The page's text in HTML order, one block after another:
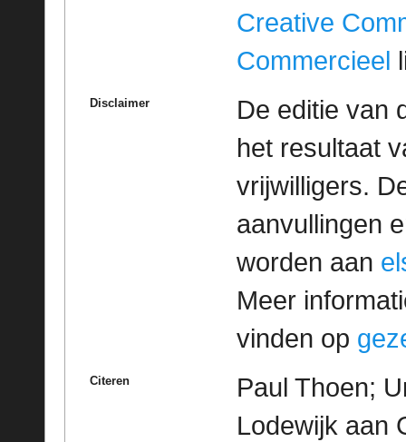
Creative
Commercieel
Disclaimer
De editie van
het resultaat
vrijwilligers.
aanvullingen
worden aan
Meer
vinden op
Citeren
Paul Thoen;
Lodewijk aan